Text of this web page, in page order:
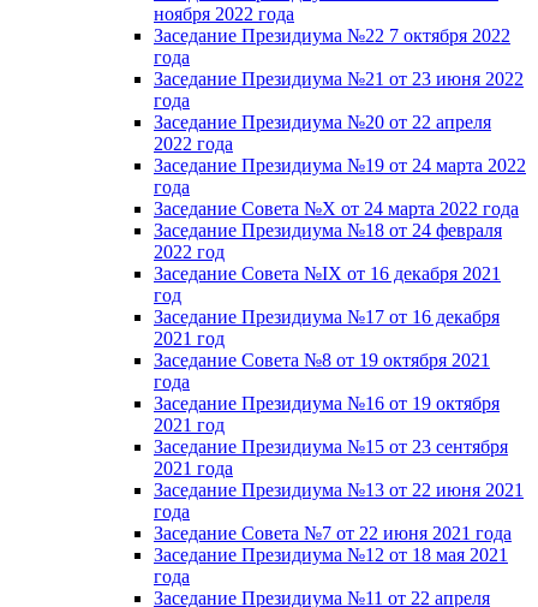
ноября 2022 года
Заседание Президиума №22 7 октября 2022
года
Заседание Президиума №21 от 23 июня 2022
года
Заседание Президиума №20 от 22 апреля
2022 года
Заседание Президиума №19 от 24 марта 2022
года
Заседание Совета №X от 24 марта 2022 года
Заседание Президиума №18 от 24 февраля
2022 год
Заседание Совета №IX от 16 декабря 2021
год
Заседание Президиума №17 от 16 декабря
2021 год
Заседание Совета №8 от 19 октября 2021
года
Заседание Президиума №16 от 19 октября
2021 год
Заседание Президиума №15 от 23 сентября
2021 года
Заседание Президиума №13 от 22 июня 2021
года
Заседание Совета №7 от 22 июня 2021 года
Заседание Президиума №12 от 18 мая 2021
года
Заседание Президиума №11 от 22 апреля